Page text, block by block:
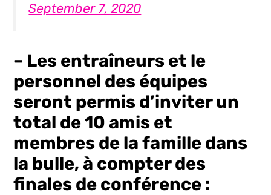
September 7, 2020
– Les entraîneurs et le
personnel des équipes
seront permis d’inviter un
total de 10 amis et
membres de la famille dans
la bulle, à compter des
finales de conférence :